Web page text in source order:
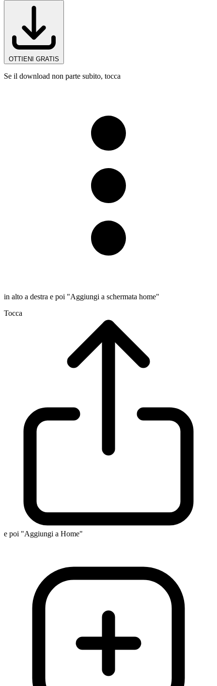
OTTIENI GRATIS
Se il download non parte subito, tocca
in alto a destra e poi "Aggiungi a schermata home"
Tocca
e poi "Aggiungi a Home"